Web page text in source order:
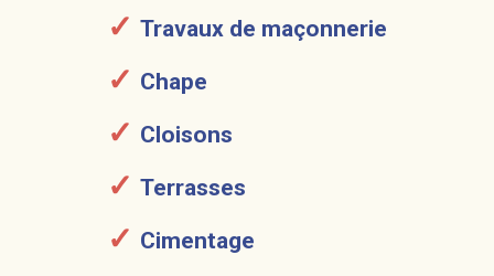
Travaux de maçonnerie
Chape
Cloisons
Terrasses
Cimentage